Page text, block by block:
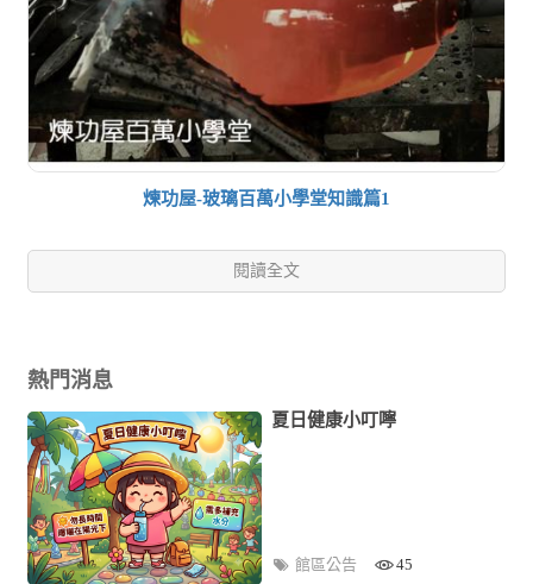
煉功屋-玻璃百萬小學堂知識篇1
閱讀全文
熱門消息
夏日健康小叮嚀
館區公告 45